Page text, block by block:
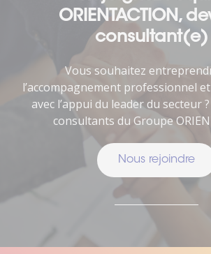
ORIENTACTION,
consultant(e)
Vous souhaitez
l’accompagnement professionnel
avec l’appui du leader du secteur
consultants du Groupe
Nous rejoindre